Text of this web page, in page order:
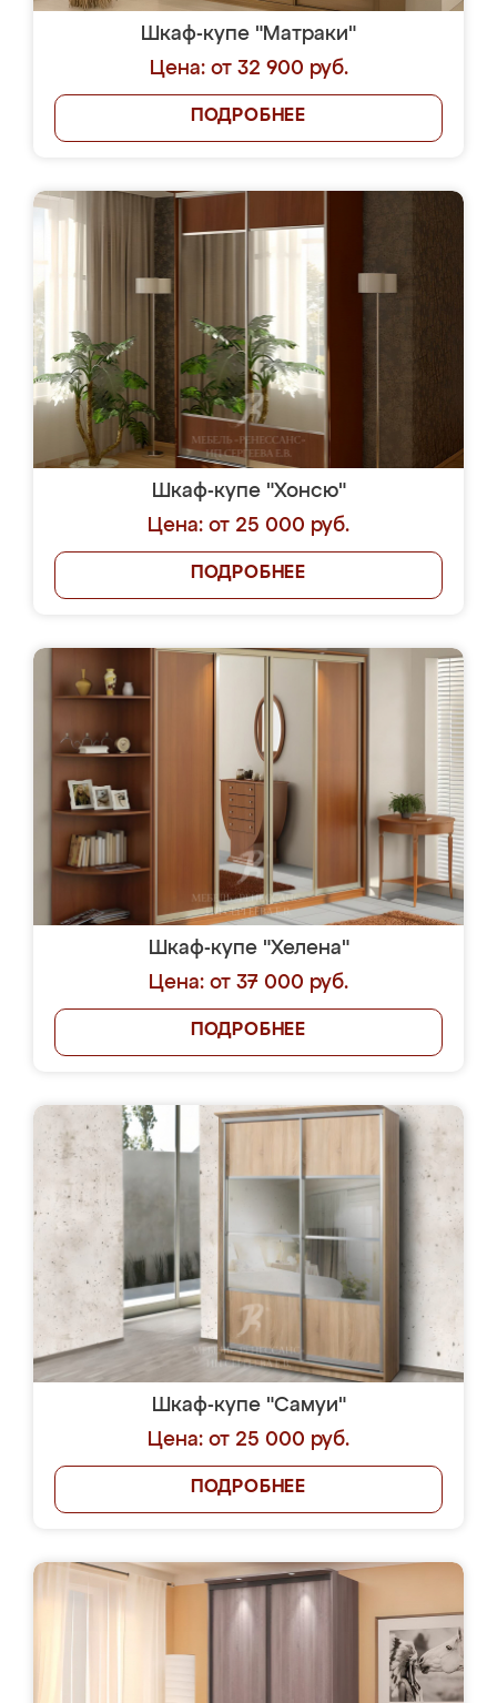
Шкаф-купе "Матраки"
Цена: от 32 900 руб.
ПОДРОБНЕЕ
Шкаф-купе "Хонсю"
Цена: от 25 000 руб.
ПОДРОБНЕЕ
Шкаф-купе "Хелена"
Цена: от 37 000 руб.
ПОДРОБНЕЕ
Шкаф-купе "Самуи"
Цена: от 25 000 руб.
ПОДРОБНЕЕ